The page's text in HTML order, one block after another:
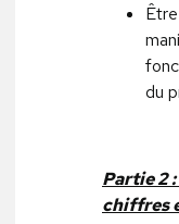
du
Partie 2
chiffres